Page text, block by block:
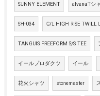
SUNNY ELEMENT alvanaTシ
SH-034 C/L HIGH RISE TWILL
TANGUIS FREEFORM S/S TEE
イールプロダクツ イール
花火シャツ stonemaster